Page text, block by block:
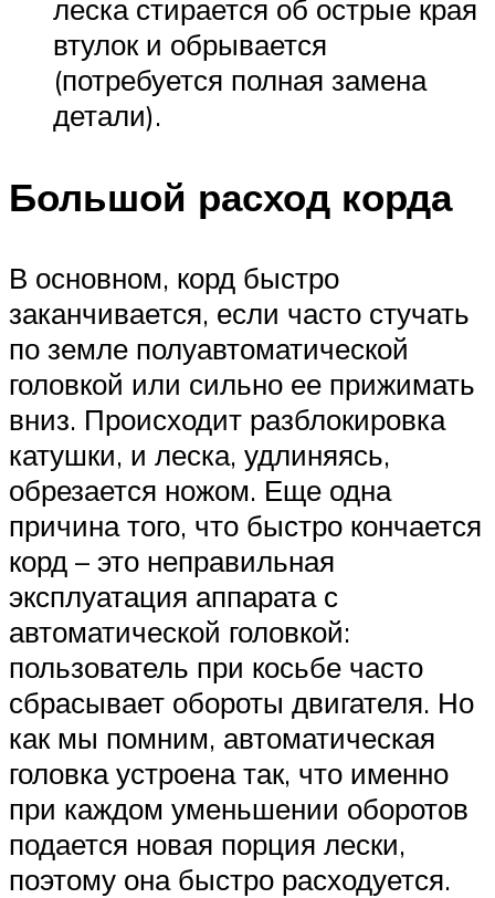
леска стирается об острые края
втулок и обрывается
(потребуется полная замена
детали).
Большой расход корда
В основном, корд быстро
заканчивается, если часто стучать
по земле полуавтоматической
головкой или сильно ее прижимать
вниз. Происходит разблокировка
катушки, и леска, удлиняясь,
обрезается ножом. Еще одна
причина того, что быстро кончается
корд – это неправильная
эксплуатация аппарата с
автоматической головкой:
пользователь при косьбе часто
сбрасывает обороты двигателя. Но
как мы помним, автоматическая
головка устроена так, что именно
при каждом уменьшении оборотов
подается новая порция лески,
поэтому она быстро расходуется.